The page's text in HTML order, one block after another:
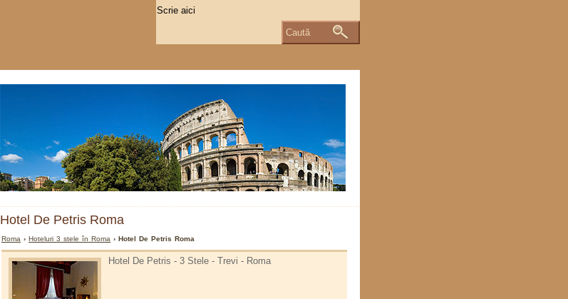
Hotel De Petris Roma
Roma ›Hoteluri 3 stele în Roma › Hotel De Petris Roma
Hotel De Petris - 3 Stele - Trevi - Roma
Caută